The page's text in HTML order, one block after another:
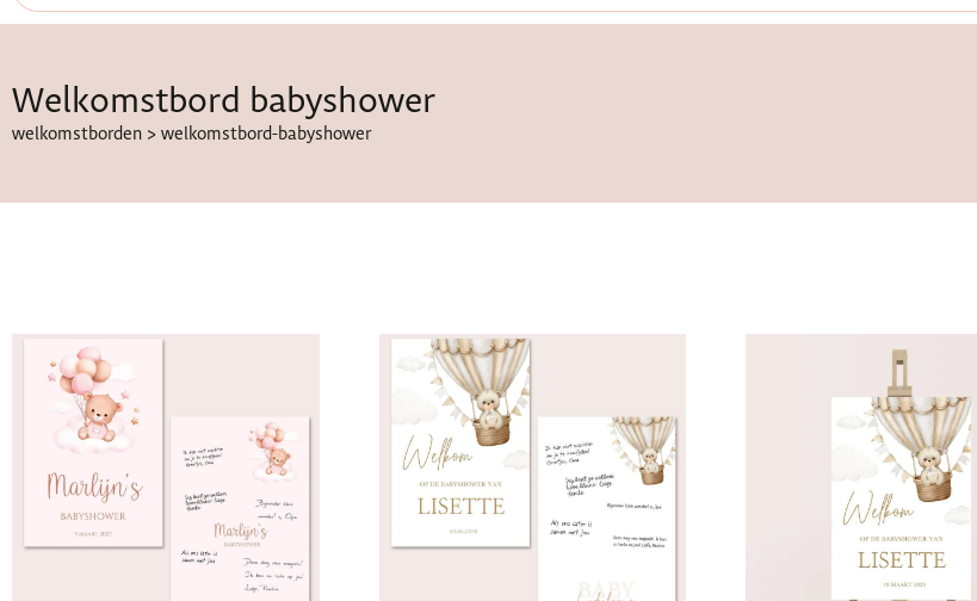
Welkomstbord babyshower
welkomstborden > welkomstbord-babyshower